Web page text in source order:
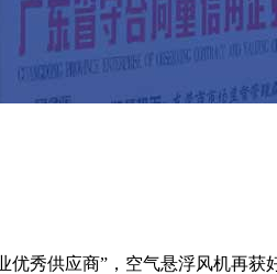
优秀供应商”，空气悬浮风机再获